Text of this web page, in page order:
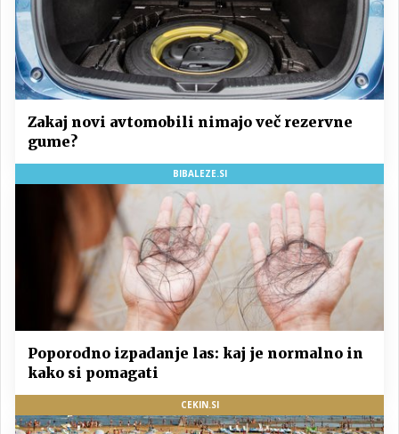
Zakaj novi avtomobili nimajo več rezervne
gume?
BIBALEZE.SI
Poporodno izpadanje las: kaj je normalno in
kako si pomagati
CEKIN.SI